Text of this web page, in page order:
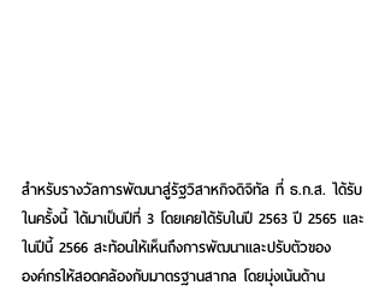
สำหรับรางวัลการพัฒนาสู่รัฐวิสาหกิจดิจิทัล ที่ ธ.ก.ส. ได้รับ
ในครั้งนี้ ได้มาเป็นปีที่ 3 โดยเคยได้รับในปี 2563 ปี 2565 และ
ในปีนี้ 2566 สะท้อนให้เห็นถึงการพัฒนาและปรับตัวของ
องค์กรให้สอดคล้องกับมาตรฐานสากล โดยมุ่งเน้นด้าน